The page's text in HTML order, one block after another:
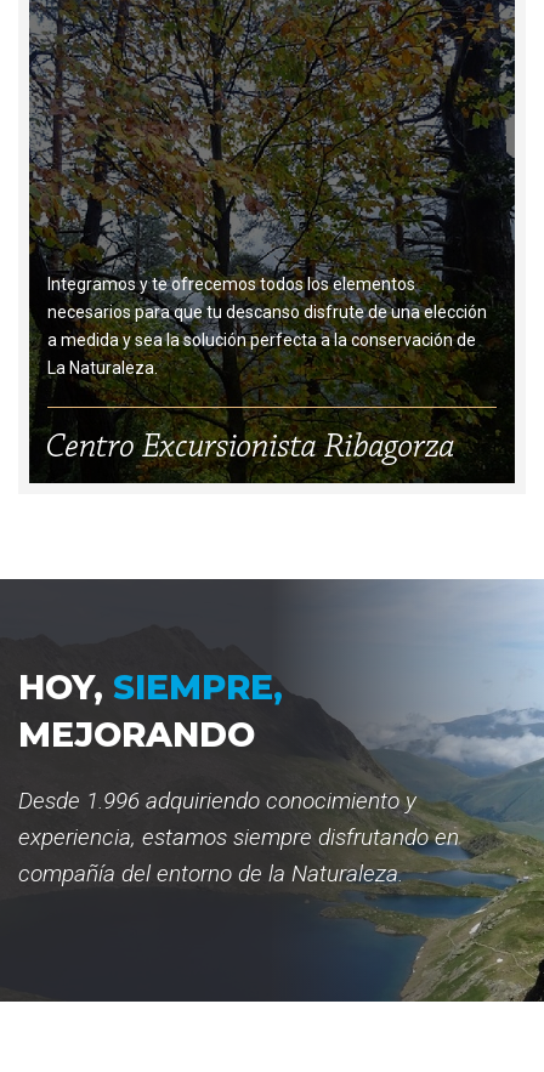
Integramos y te ofrecemos todos los elementos
necesarios para que tu descanso disfrute de una elección
a medida y sea la solución perfecta a la conservación de
La Naturaleza.
HOY, SIEMPRE,
MEJORANDO
Desde 1.996 adquiriendo conocimiento y
experiencia, estamos siempre disfrutando en
compañía del entorno de la Naturaleza.